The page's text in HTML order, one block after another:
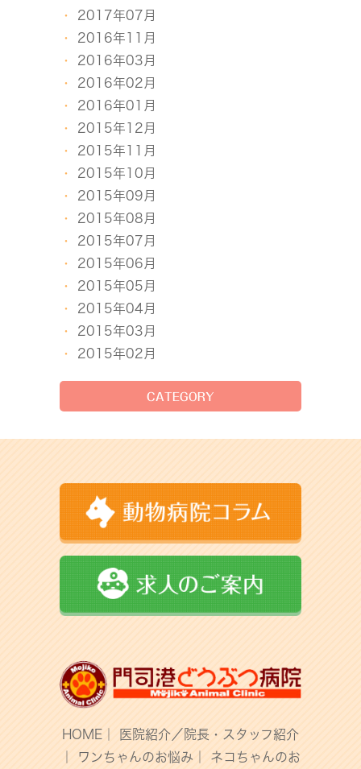
2017年07月
2016年11月
2016年03月
2016年02月
2016年01月
2015年12月
2015年11月
2015年10月
2015年09月
2015年08月
2015年07月
2015年06月
2015年05月
2015年04月
2015年03月
2015年02月
CATEGORY
HOME
医院紹介／院長・スタッフ紹介
ワンちゃんのお悩み ネコちゃんのお